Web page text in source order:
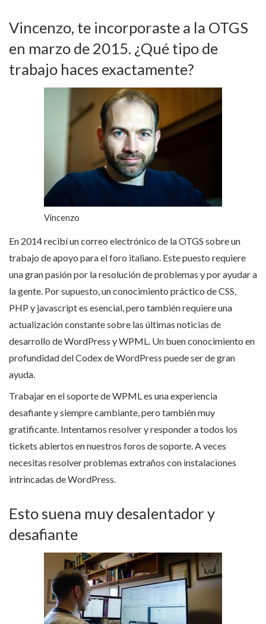
Vincenzo, te incorporaste a la OTGS
en marzo de 2015. ¿Qué tipo de
trabajo haces exactamente?
Vincenzo
En 2014 recibí un correo electrónico de la OTGS sobre un
trabajo de apoyo para el foro italiano. Este puesto requiere
una gran pasión por la resolución de problemas y por ayudar a
la gente. Por supuesto, un conocimiento práctico de CSS,
PHP y javascript es esencial, pero también requiere una
actualización constante sobre las últimas noticias de
desarrollo de WordPress y WPML. Un buen conocimiento en
profundidad del Codex de WordPress puede ser de gran
ayuda.
Trabajar en el soporte de WPML es una experiencia
desafiante y siempre cambiante, pero también muy
gratificante. Intentamos resolver y responder a todos los
tickets abiertos en nuestros foros de soporte. A veces
necesitas resolver problemas extraños con instalaciones
intrincadas de WordPress.
Esto suena muy desalentador y
desafiante